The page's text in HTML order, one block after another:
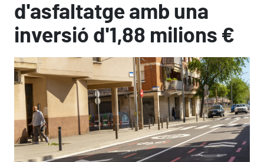
d'asfaltatge amb una
inversió d'1,88 milions €